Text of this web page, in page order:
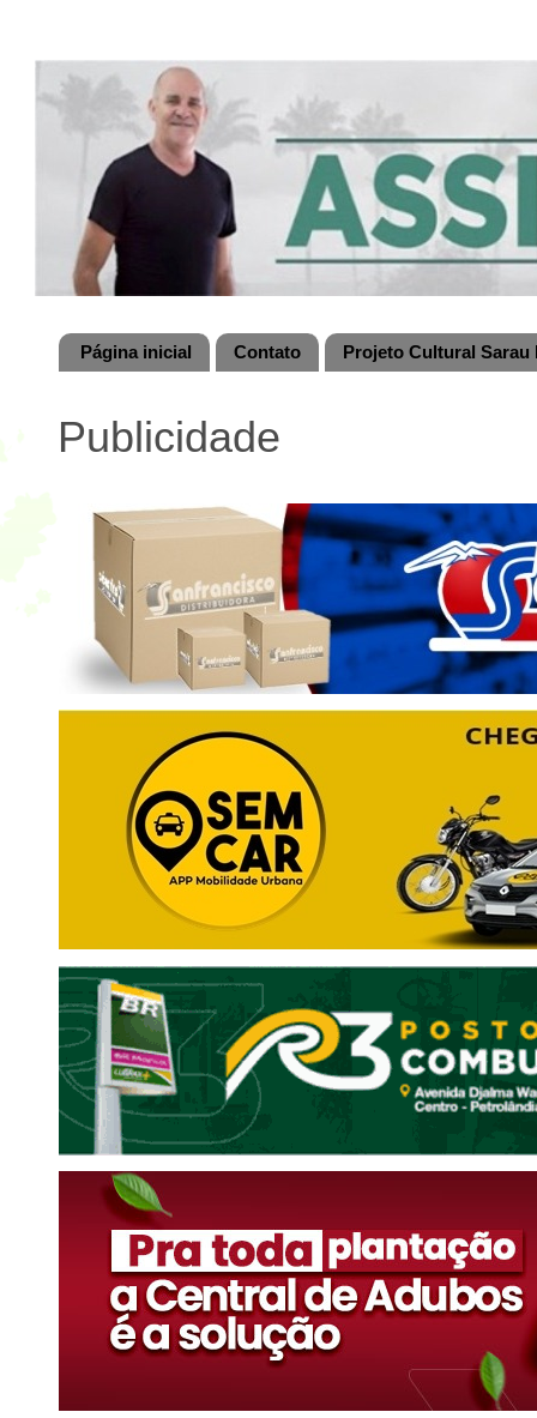
Página inicial Contato Projeto Cultural
Publicidade